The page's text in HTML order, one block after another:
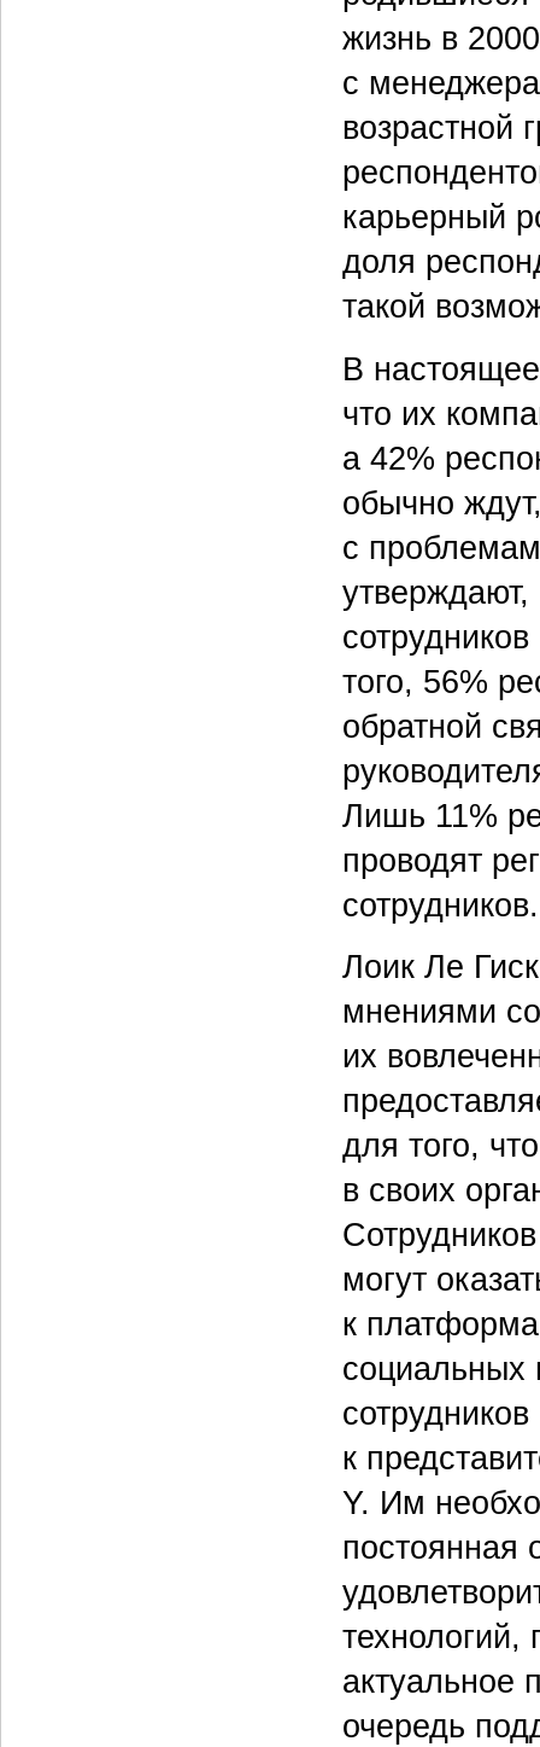
жизнь в
с
возрастной
карьерный
доля
такой
В
что их
а 42%
обычно
с
того, 56%
обратной
Лишь 11%
проводят
сотрудников.
Лоик Ле
мнениями
их
для того,
в своих
могут
к
социальных
к
Y. Им
постоянная
технологий,
актуальное
очередь